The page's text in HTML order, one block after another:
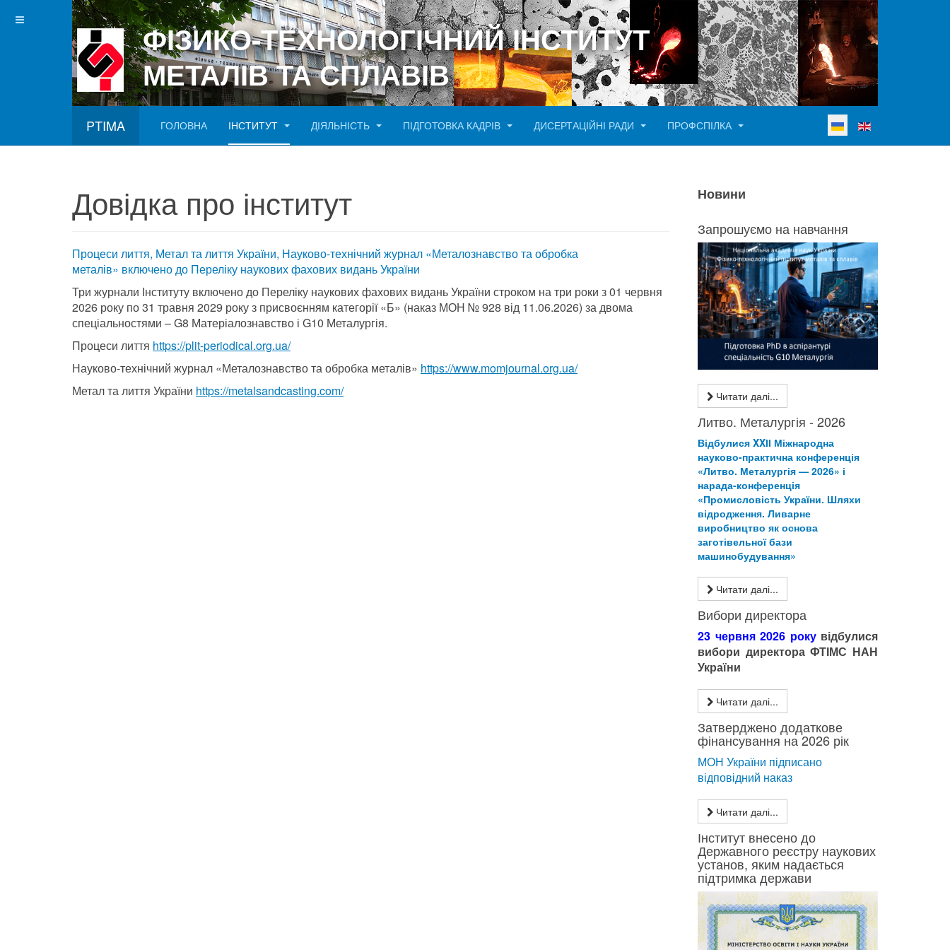
ФІЗИКО-ТЕХНОЛОГІЧНИЙ ІНСТИТУТ
МЕТАЛІВ ТА СПЛАВІВ
PTIMA Виберіть свою мову
ГОЛОВНА ІНСТИТУТ ДІЯЛЬНІСТЬ ПІДГОТОВКА КАДРІВ ДИСЕРТАЦІЙНІ РАДИ ПРОФСПІЛКА
Довідка про інститут
Процеси лиття, Метал та лиття України, Науково-технічний журнал «Металознавство та обробка
металів» включено до Переліку наукових фахових видань України
Три журнали Інституту включено до Переліку наукових фахових видань України строком на три роки з 01 червня
2026 року по 31 травня 2029 року з присвоєнням категорії «Б» (наказ МОН № 928 від 11.06.2026) за двома
спеціальностями –G8 Матеріалознавство і G10 Металургія.
Процеси лиття https://plit-periodical.org.ua/
Науково-технічний журнал «Металознавство та обробка металів» https://www.momjournal.org.ua/
Метал та лиття України https://metalsandcasting.com/
Новини
Запрошуємо на навчання
Читати далі...
Литво. Металургія - 2026
Відбулися XXІІ Міжнародна
науково-практична конференція
«Литво. Металургія — 2026» і
нарада-конференція
«Промисловість України. Шляхи
відродження. Ливарне
виробництво як основа
заготівельної бази
машинобудування»
Читати далі...
Вибори директора
23 червня 2026 року відбулися
вибори директора ФТІМС НАН
України
Читати далі...
Затверджено додаткове
фінансування на 2026 рік
МОН України підписано
відповідний наказ
Читати далі...
Інститут внесено до
Державного реєстру наукових
установ, яким надається
підтримка держави